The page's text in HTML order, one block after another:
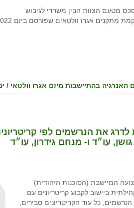
מטעם הצוות הבין משרדי לגיבוש
אגרו וולטאים שפורסם ביום 23.11.2022.
האנרגיה בהתיישבות מיזם אגרו וולטאי /
לדרג את הנרשמים לפי
עו״ד ו- מנחם גידרון, עו״ד
המיישבת (הסוכנות היהודית)
ביישוב לקבוע קריטריונים עם
כל עוד הקריטריונים סבירים,